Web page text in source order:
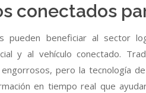
conectados
pueden beneficiar al sector
y al vehículo conectado.
pero la tecnología
en tiempo real que